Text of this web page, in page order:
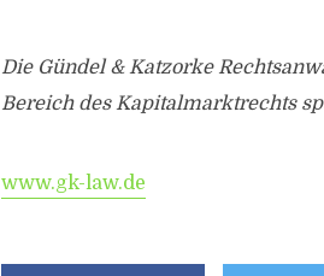
Die Gündel & Katzorke
Bereich des Kapitalmarktrechts
www.gk-law.de